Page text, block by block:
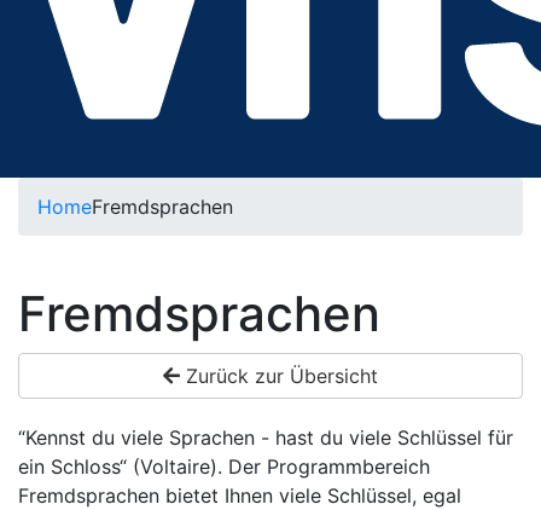
HomeFremdsprachen
Fremdsprachen
Zurück zur Übersicht
“Kennst du viele Sprachen - hast du viele Schlüssel für
ein Schloss“ (Voltaire). Der Programmbereich
Fremdsprachen bietet Ihnen viele Schlüssel, egal